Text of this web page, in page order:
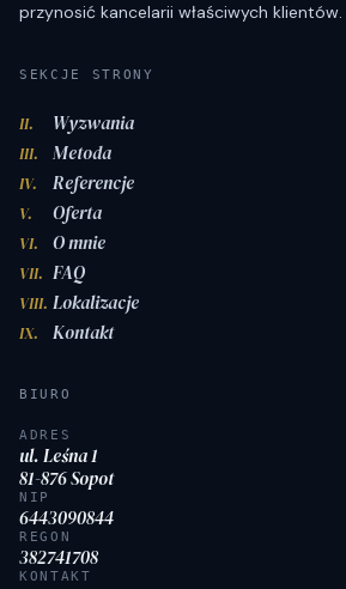
przynosić kancelarii właściwych klientów.
SEKCJE STRONY
II. Wyzwania
III. Metoda
IV. Referencje
V. Oferta
VI. O mnie
VII. FAQ
VIII. Lokalizacje
IX. Kontakt
BIURO
ADRES
ul. Leśna 1
81-876 Sopot
NIP
6443090844
REGON
382741708
KONTAKT